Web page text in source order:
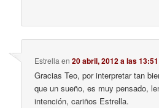
Estrella en20 abril, 2012 a las 13:51
Gracias Teo, por interpretar tan
que un sueño, es muy pensado,
intención, cariños Estrella.